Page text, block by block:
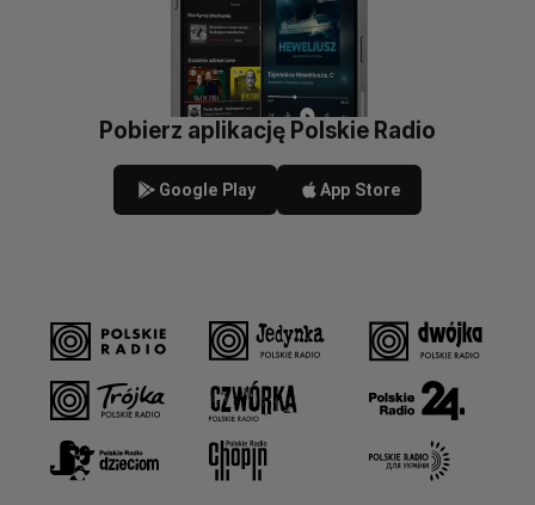
Pobierz aplikację Polskie Radio
Google Play App Store